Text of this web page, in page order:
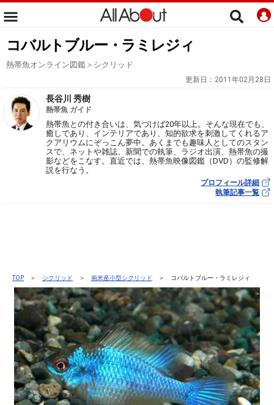
コバルトブルー・ラミレジィ
熱帯魚オンライン図鑑＞シクリッド
更新日： 2011年02月28日
長谷川 秀樹
熱帯魚 ガイド
熱帯魚との付き合いは、気づけば20年以上。そんな現在でも、
癒しであり、インテリアであり、知的欲求を刺激してくれるア
クアリウムにぞっこん夢中。あくまでも趣味人としてのスタン
スで、ネットや雑誌、新聞での執筆、ラジオ出演、熱帯魚の撮
影などをこなす。直近では、熱帯魚映像図鑑（DVD）の監修解
説を行なう。
プロフィール詳細
執筆記事一覧
TOP ＞ シクリッド ＞ 南米産小型シクリッド ＞ コバルトブルー・ラミレジィ